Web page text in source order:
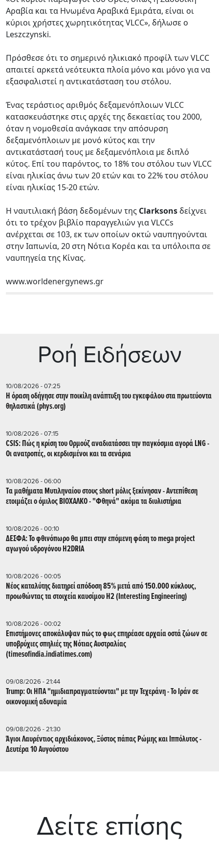
Αραβία και τα Ηνωμένα Αραβικά Εμιράτα, είναι οι
κύριοι χρήστες χωρητικότητας VLCC», δήλωσε ο
Leszczynski.
Πρόσθεσε ότι το σημερινό ηλικιακό προφίλ των VLCC
απαιτεί αρκετά νεότευκτα πλοία μόνο και μόνο για να
εξασφαλιστεί η αντικατάσταση του στόλου.
Ένας τεράστιος αριθμός δεξαμενόπλοιων VLCC
κατασκευάστηκε στις αρχές της δεκαετίας του 2000,
όταν η νομοθεσία ανάγκασε την απόσυρση
δεξαμενόπλοιων με μονό κύτος και την
αντικατάστασή τους με δεξαμενόπλοια με διπλό
κύτος. Επί του παρόντος, το 18% του στόλου των VLCC
είναι ηλικίας άνω των 20 ετών και το 22% του στόλου
είναι ηλικίας 15-20 ετών.
Η ναυτιλιακή βάση δεδομένων της Clarksonsδείχνει
ότι το τρέχον βιβλίο παραγγελιών για VLCCs
ανέρχεται σε 103, εκ των οποίων οκτώ ναυπηγούνται
στην Ιαπωνία, 20 στη Νότια Κορέα και τα υπόλοιπα σε
ναυπηγεία της Κίνας.
www.worldenergynews.gr
Ρoή Ειδήσεων
10/08/2026 - 07:25
Η όραση οδήγησε στην ποικίλη ανάπτυξη του εγκεφάλου στα πρωτεύοντα
θηλαστικά (phys.org)
10/08/2026 - 07:15
CSIS: Πώς η κρίση του Ορμούζ αναδιατάσσει την παγκόσμια αγορά LNG -
Οι ανατροπές, οι κερδισμένοι και τα σενάρια
10/08/2026 - 06:00
Tα μαθήματα Μυτιληναίου στους short μόλις ξεκίνησαν - Αντεπίθεση
ετοιμάζει ο όμιλος ΒΙΟΧΑΛΚΟ - "Φθηνά" ακόμα τα διυλιστήρια
10/08/2026 - 00:10
ΔΕΣΦΑ: Το φθινόπωρο θα μπει στην επόμενη φάση το mega project
αγωγού υδρογόνου H2DRIA
10/08/2026 - 00:05
Nέος καταλύτης διατηρεί απόδοση 85% μετά από 150.000 κύκλους,
προωθώντας τα στοιχεία καυσίμου H2 (Interesting Engineering)
10/08/2026 - 00:02
Επιστήμονες αποκάλυψαν πώς το φως επηρέασε αρχαία οστά ζώων σε
υποβρύχιες σπηλιές της Νότιας Αυστραλίας
(timesofindia.indiatimes.com)
09/08/2026 - 21:44
Trump: Οι ΗΠΑ "ημιδιαπραγματεύονται" με την Τεχεράνη - Το Ιράν σε
οικονομική αδυναμία
09/08/2026 - 21:30
Άγιοι Λαυρέντιος αρχιδιάκονος, Ξύστος πάπας Ρώμης και Ιππόλυτος -
Δευτέρα 10 Αυγούστου
Δείτε επίσης